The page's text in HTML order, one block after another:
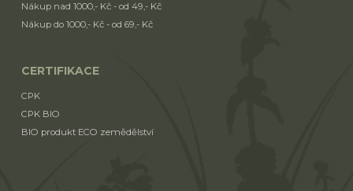
Nákup nad 1000,- Kč - od 49,- Kč
Nákup do 1000,- Kč - od 69,- Kč
CERTIFIKACE
CPK
CPK BIO
BIO produkt ECO zemědělství